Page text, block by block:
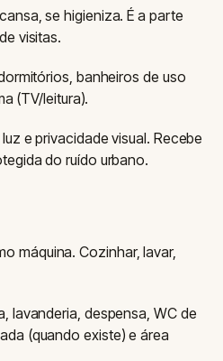
se higieniza. É a parte
visitas.
banheiros de uso
(TV/leitura).
e privacidade visual. Recebe
do ruído urbano.
máquina. Cozinhar, lavar,
lavanderia, despensa, WC de
(quando existe) e área